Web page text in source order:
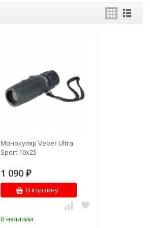
Монокуляр Veber Ultra
Sport 10x25
1 090 ₽
В корзину
В наличии